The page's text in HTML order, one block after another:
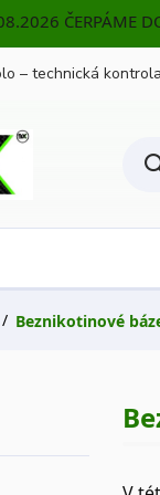
ČERPÁME
– technická kontrola
Beznikotinové